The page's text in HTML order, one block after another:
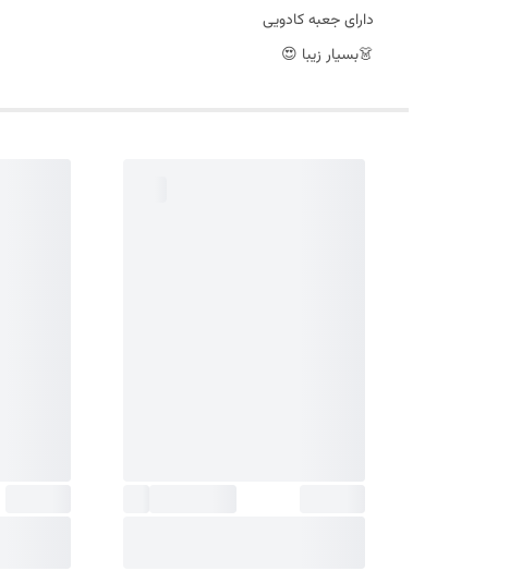
دارای جعبه کادویی
👗بسیار زیبا 😍